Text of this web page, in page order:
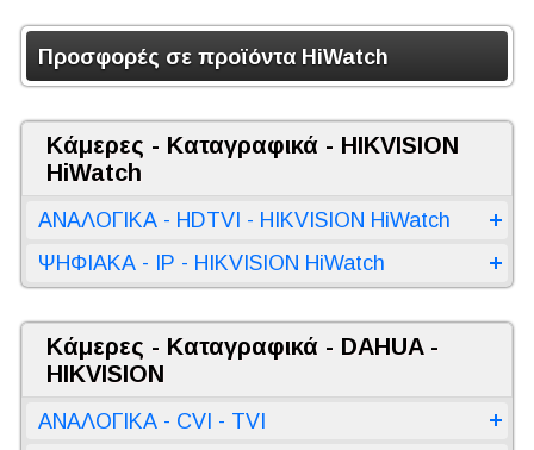
Προσφορές σε προϊόντα HiWatch
Κάμερες - Καταγραφικά - HIKVISION
HiWatch
ΑΝΑΛΟΓΙΚΑ - HDTVI - HIKVISION HiWatch
ΨΗΦΙΑΚΑ - IP - HIKVISION HiWatch
Κάμερες - Καταγραφικά - DAHUA -
HIKVISION
ΑΝΑΛΟΓΙΚΑ - CVI - TVI